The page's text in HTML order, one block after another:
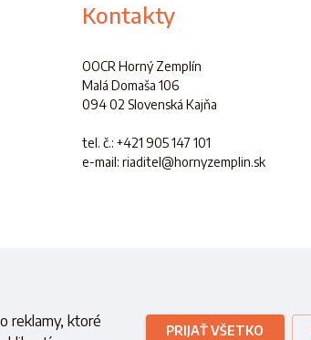
Kontakty
OOCR Horný Zemplín
Malá Domaša 106
094 02 Slovenská Kajňa
tel. č.: +421 905 147 101
e-mail: riaditel@hornyzemplin.sk
ruchu a športu
Slovenskej republiky
práva vyhradené.
reklamy, ktoré
PRIJAŤ VŠETKO